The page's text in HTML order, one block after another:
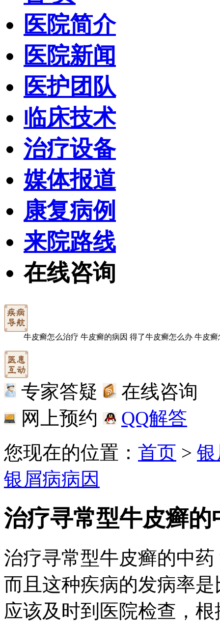
医院简介
医院新闻
医护团队
临床技术
治疗设备
媒体报道
康复病例
来院路线
在线咨询
牛皮癣怎么治疗 牛皮癣的病因 得了牛皮癣怎么办 牛皮癣
专家答疑
在线咨询
网上预约
QQ解答
您现在的位置： 首页 >
银屑病病因
治疗寻常型牛皮癣的
治疗寻常型牛皮癣的中
而且这种疾病的发病率
应该及时到医院检查，